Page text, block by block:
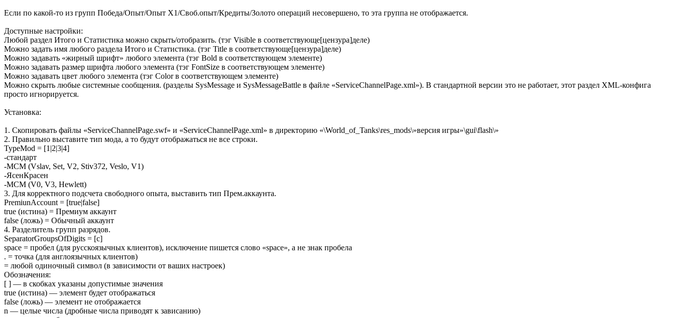
Если по какой-то из групп Победа/Опыт/Опыт Х1/Своб.опыт/Кредиты/Золото операций несовершено, то эта группа не отображается.
Доступные настройки:
Любой раздел Итого и Статистика можно скрыть/отобразить. (тэг Visible в соответствующе[цензура]деле)
Можно задать имя любого раздела Итого и Статистика. (тэг Title в соответствующе[цензура]деле)
Можно задавать «жирный шрифт» любого элемента (тэг Bold в соответствующем элементе)
Можно задавать размер шрифта любого элемента (тэг FontSize в соответствующем элементе)
Можно задавать цвет любого элемента (тэг Color в соответствующем элементе)
Можно скрыть любые системные сообщения. (разделы SysMessage и SysMessageBattle в файле «ServiceChannelPage.xml»). В стандартной версии это не работает, этот раздел XML-конфига
просто игнорируется.
Установка:
1. Скопировать файлы «ServiceChannelPage.swf» и «ServiceChannelPage.xml» в директорию «\World_of_Tanks\res_mods\»версия игры»\gui\flash\»
2. Правильно выставите тип мода, а то будут отображаться не все строки.
TypeMod = [1|2|3|4]
-стандарт
-МСМ (Vslav, Set, V2, Stiv372, Veslo, V1)
-ЯсенКрасен
-MCM (V0, V3, Hewlett)
3. Для корректного подсчета свободного опыта, выставить тип Прем.аккаунта.
PremiunAccount = [true|false]
true (истина) = Премиум аккаунт
false (ложь) = Обычный аккаунт
4. Разделитель групп разрядов.
SeparatorGroupsOfDigits = [c]
space = пробел (для русскоязычных клиентов), исключение пишется слово «space», а не знак пробела
. = точка (для англоязычных клиентов)
= любой одиночный символ (в зависимости от ваших настроек)
Обозначения:
[ ] — в скобках указаны допустимые значения
true (истина) — элемент будет отображаться
false (ложь) — элемент не отображается
n — целые числа (дробные числа приводят к зависанию)